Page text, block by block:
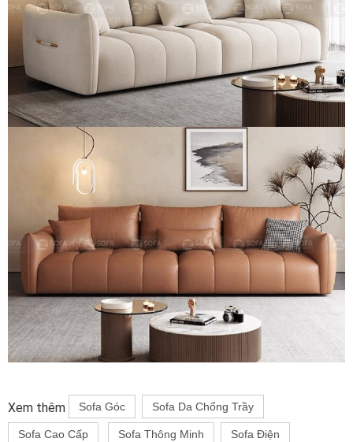
Xem thêm Sofa Góc Sofa Da Chống Trầy
Sofa Cao Cấp Sofa Thông Minh Sofa Điện